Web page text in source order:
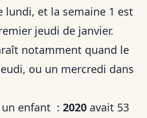
lundi, et la semaine 1 est
jeudi de janvier.
notamment quand le
ou un mercredi dans
un enfant : 2020 avait 53